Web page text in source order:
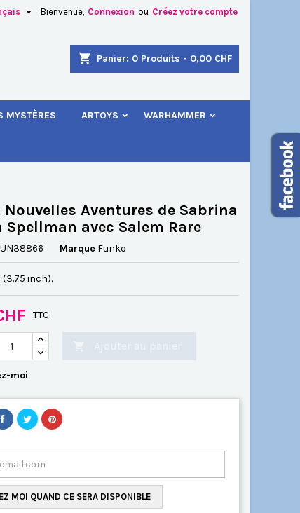
Bienvenue, Connexion ou Créez votre compte

shopping_cart Panier: 0 Produits - 0,00 CHF
MYSTÈRES ARTOYS WARHAMMER
Nouvelles Aventures de Sabrina
Spellman avec Salem Rare
Marque Funko
(3.75 inch).
TTC
moi
MOI QUAND CE SERA DISPONIBLE